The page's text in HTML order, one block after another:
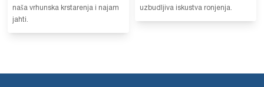
naša vrhunska krstarenja i najam
jahti.
uzbudljiva iskustva ronjenja.